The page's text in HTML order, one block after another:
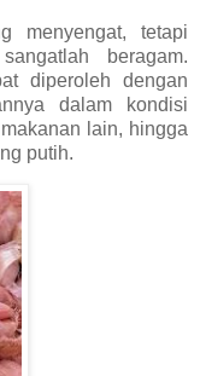
menyengat, tetapi
beragam.
diperoleh dengan
dalam kondisi
lain, hingga
putih.